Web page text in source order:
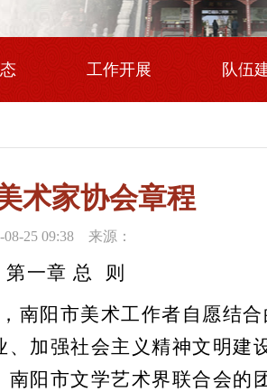
工作开展 队伍
术家协会章程
08-25 09:38 来源：
第一章 总 则
， 南阳市美术工作者自愿结
、加强社会主义精神文明建
南阳市文学艺术界联合会的